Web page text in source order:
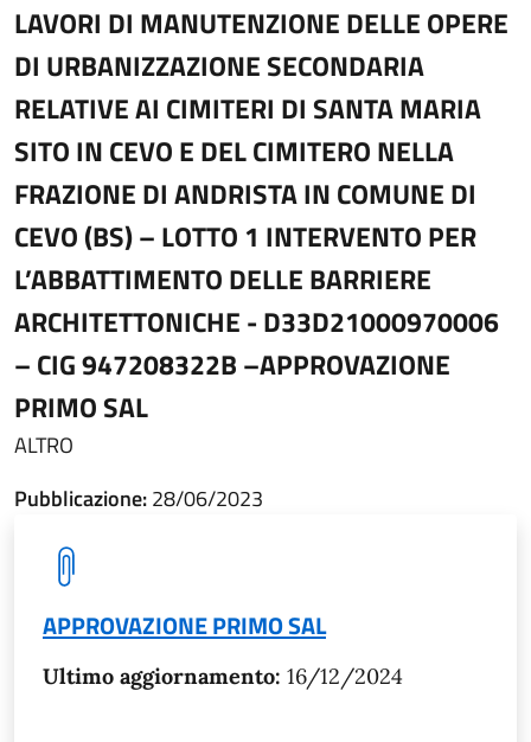
LAVORI DI MANUTENZIONE DELLE OPERE
DI URBANIZZAZIONE SECONDARIA
RELATIVE AI CIMITERI DI SANTA MARIA
SITO IN CEVO E DEL CIMITERO NELLA
FRAZIONE DI ANDRISTA IN COMUNE DI
CEVO (BS) – LOTTO 1 INTERVENTO PER
L’ABBATTIMENTO DELLE BARRIERE
ARCHITETTONICHE - D33D21000970006
– CIG 947208322B –APPROVAZIONE
PRIMO SAL
ALTRO
Pubblicazione:28/06/2023
APPROVAZIONE PRIMO SAL
Ultimo aggiornamento: 16/12/2024